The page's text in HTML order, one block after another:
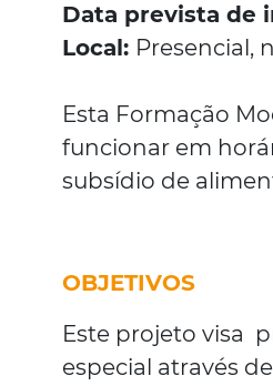
Data prevista de
Local: Presencial,
Esta Formação
funcionar em
subsídio de
OBJETIVOS
Este projeto visa
especial através